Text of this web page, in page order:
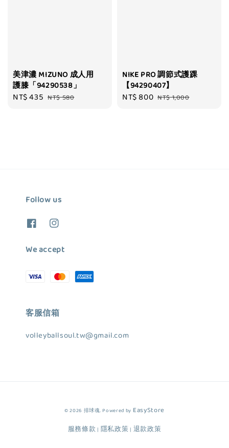
美津濃 MIZUNO 成人用
護膝「94290538」
Sale
NT$ 435 Regular
NT$ 580
NIKE PRO 調節式護踝
【94290407】
Sale
NT$ 800 Regular
NT$ 1,000
Follow us
We accept
客服信箱
volleyballsoul.tw@gmail.com
© 2026 排球魂. Powered by EasyStore
服務條款 | 隱私政策 | 退款政策